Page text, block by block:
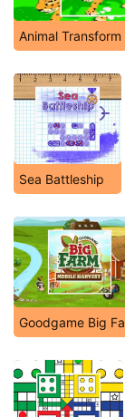
Animal
Sea Battleship
Goodgame Big